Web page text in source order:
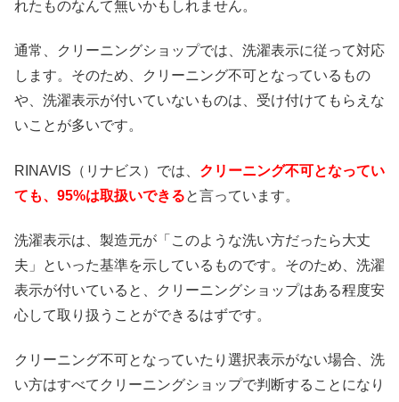
れたものなんて無いかもしれません。
通常、クリーニングショップでは、洗濯表示に従って対応
します。そのため、クリーニング不可となっているもの
や、洗濯表示が付いていないものは、受け付けてもらえな
いことが多いです。
RINAVIS（リナビス）では、 クリーニング不可となってい
ても、95%は取扱いできると言っています。
洗濯表示は、製造元が「このような洗い方だったら大丈
夫」といった基準を示しているものです。そのため、洗濯
表示が付いていると、クリーニングショップはある程度安
心して取り扱うことができるはずです。
クリーニング不可となっていたり選択表示がない場合、洗
い方はすべてクリーニングショップで判断することになり